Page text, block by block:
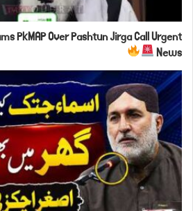
PkMAP Over Pashtun Jirga Call Urgent
News